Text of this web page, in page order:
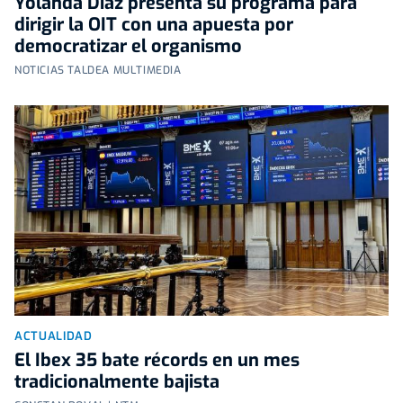
dirigir la OIT con una apuesta por
democratizar el organismo
NOTICIAS TALDEA MULTIMEDIA
ACTUALIDAD
El Ibex 35 bate récords en un mes
tradicionalmente bajista